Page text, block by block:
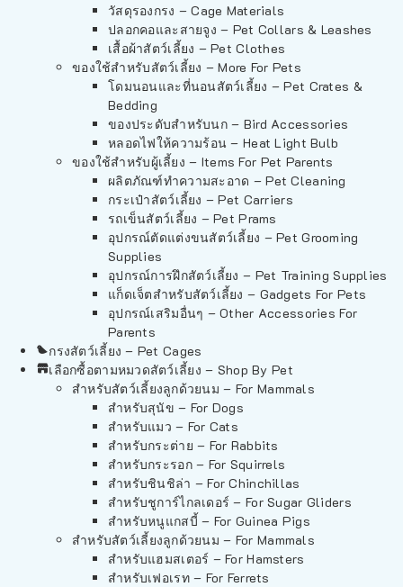
วัสดุรองกรง – Cage Materials
ปลอกคอและสายจูง – Pet Collars & Leashes
เสื้อผ้าสัตว์เลี้ยง – Pet Clothes
ของใช้สำหรับสัตว์เลี้ยง – More For Pets
โดมนอนและที่นอนสัตว์เลี้ยง – Pet Crates &
Bedding
ของประดับสำหรับนก – Bird Accessories
หลอดไฟให้ความร้อน – Heat Light Bulb
ของใช้สำหรับผู้เลี้ยง – Items For Pet Parents
ผลิตภัณฑ์ทำความสะอาด – Pet Cleaning
กระเป๋าสัตว์เลี้ยง – Pet Carriers
รถเข็นสัตว์เลี้ยง – Pet Prams
อุปกรณ์ตัดแต่งขนสัตว์เลี้ยง – Pet Grooming
Supplies
อุปกรณ์การฝึกสัตว์เลี้ยง – Pet Training Supplies
แก็ดเจ็ตสำหรับสัตว์เลี้ยง – Gadgets For Pets
อุปกรณ์เสริมอื่นๆ – Other Accessories For
Parents
กรงสัตว์เลี้ยง – Pet Cages
เลือกซื้อตามหมวดสัตว์เลี้ยง – Shop By Pet
สำหรับสัตว์เลี้ยงลูกด้วยนม – For Mammals
สำหรับสุนัข – For Dogs
สำหรับแมว – For Cats
สำหรับกระต่าย – For Rabbits
สำหรับกระรอก – For Squirrels
สำหรับชินชิล่า – For Chinchillas
สำหรับชูการ์ไกลเดอร์ – For Sugar Gliders
สำหรับหนูแกสบี้ – For Guinea Pigs
สำหรับสัตว์เลี้ยงลูกด้วยนม – For Mammals
สำหรับแฮมสเตอร์ – For Hamsters
สำหรับเฟอเรท – For Ferrets